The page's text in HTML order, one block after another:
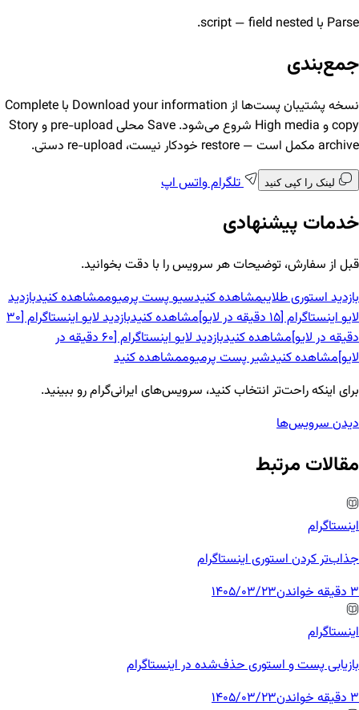
Parse با script — field nested.
جمع‌بندی
نسخه پشتیبان پست‌ها از Download your information با Complete
copy و High media شروع می‌شود. Save محلی pre-upload و Story
archive مکمل است — restore خودکار نیست، re-upload دستی.
تلگرامواتس اپ
خدمات پیشنهادی
قبل از سفارش، توضیحات هر سرویس را با دقت بخوانید.
بازدید استوری طلاییمشاهده کنیدسیو پست پرمیوممشاهده کنیدبازدید
لایو اینستاگرام [15 دقیقه در لایو]
مشاهده کنید
بازدید لایو اینستاگرام [30
دقیقه در لایو]مشاهده کنید
بازدید لایو اینستاگرام [60 دقیقه در
لایو]مشاهده کنیدشیر پست پرمیوممشاهده کنید
برای اینکه راحت‌تر انتخاب کنید، سرویس‌های ایرانی‌گرام رو ببینید.
دیدن سرویس‌ها
مقالات مرتبط
اینستاگرام
جذاب‌تر کردن استوری اینستاگرام
3 دقیقه خواندن
1405/03/23
اینستاگرام
بازیابی پست و استوری حذف‌شده در اینستاگرام
3 دقیقه خواندن
1405/03/23